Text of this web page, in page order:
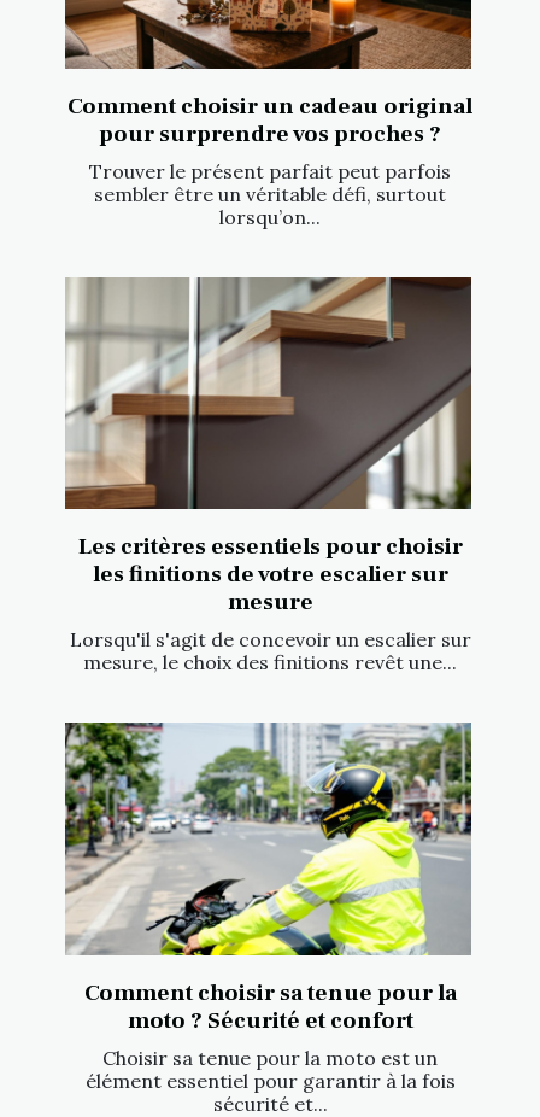
Comment choisir un cadeau original
pour surprendre vos proches ?
Trouver le présent parfait peut parfois
sembler être un véritable défi, surtout
lorsqu’on...
Les critères essentiels pour choisir
les finitions de votre escalier sur
mesure
Lorsqu'il s'agit de concevoir un escalier sur
mesure, le choix des finitions revêt une...
Comment choisir sa tenue pour la
moto ? Sécurité et confort
Choisir sa tenue pour la moto est un
élément essentiel pour garantir à la fois
sécurité et...